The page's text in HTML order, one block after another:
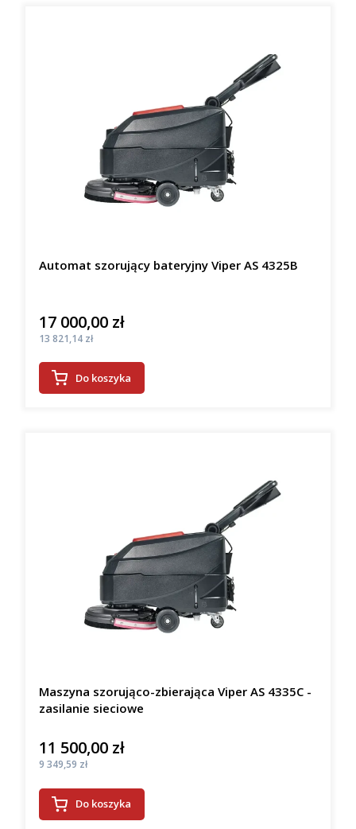
Automat szorujący bateryjny Viper AS 4325B
Cena
17 000,00 zł
Cena
13 821,14 zł
Do koszyka
Maszyna szorująco-zbierająca Viper AS 4335C -
zasilanie sieciowe
Cena
11 500,00 zł
Cena
9 349,59 zł
Do koszyka